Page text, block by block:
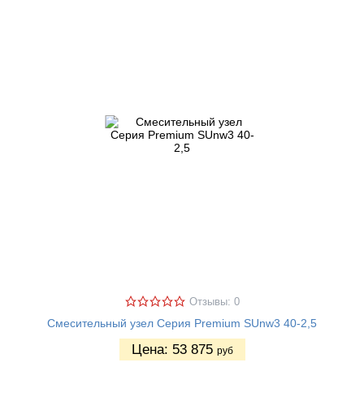
Отзывы: 0
Смесительный узел Серия Premium SUnw3 40-2,5
Цена: 53 875 руб